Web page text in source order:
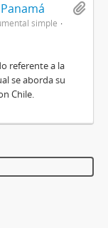
simple
referente a la
se aborda su
Chile.